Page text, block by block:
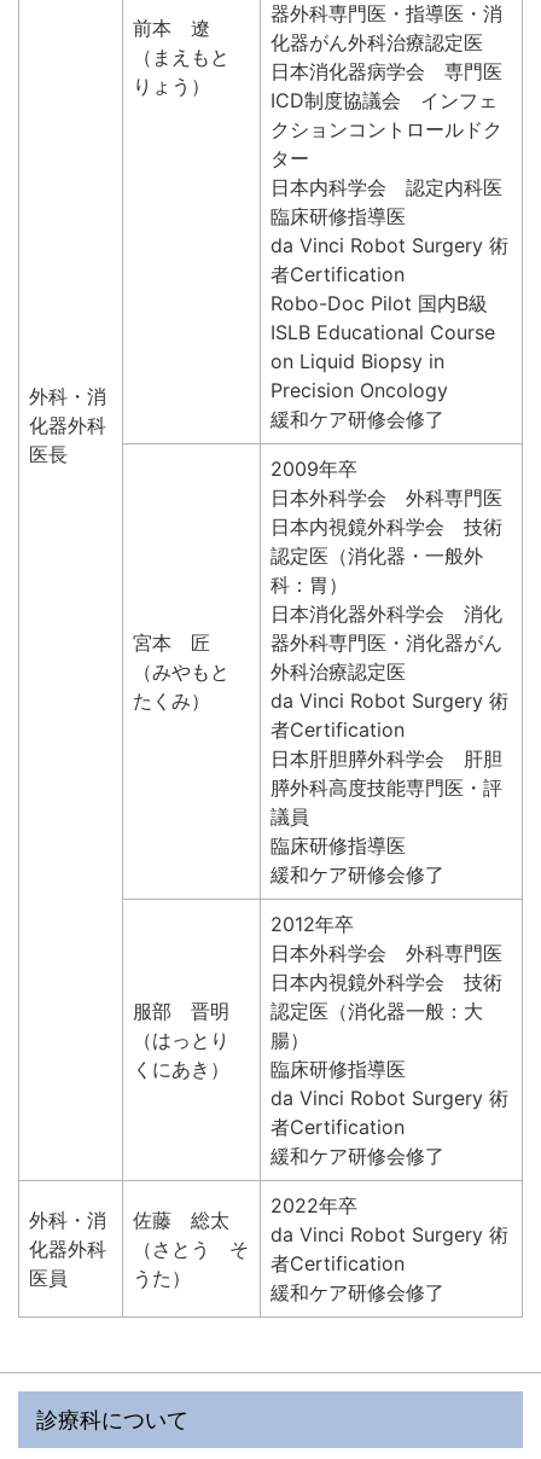
外科・消
化器外科
医長
前本 遼
（まえもと
りょう）
器外科専門医・指導医・消
化器がん外科治療認定医
日本消化器病学会 専門医
ICD制度協議会 インフェ
クションコントロールドク
ター
日本内科学会 認定内科医
臨床研修指導医
da Vinci Robot Surgery 術
者Certification
Robo-Doc Pilot 国内B級
ISLB Educational Course
on Liquid Biopsy in
Precision Oncology
緩和ケア研修会修了
宮本 匠
（みやもと
たくみ）
2009年卒
日本外科学会 外科専門医
日本内視鏡外科学会 技術
認定医（消化器・一般外
科：胃）
日本消化器外科学会 消化
器外科専門医・消化器がん
外科治療認定医
da Vinci Robot Surgery 術
者Certification
日本肝胆膵外科学会 肝胆
膵外科高度技能専門医・評
議員
臨床研修指導医
緩和ケア研修会修了
服部 晋明
（はっとり
くにあき）
2012年卒
日本外科学会 外科専門医
日本内視鏡外科学会 技術
認定医（消化器一般：大
腸）
臨床研修指導医
da Vinci Robot Surgery 術
者Certification
緩和ケア研修会修了
外科・消
化器外科
医員
佐藤 総太
（さとう そ
うた）
2022年卒
da Vinci Robot Surgery 術
者Certification
緩和ケア研修会修了
診療科について